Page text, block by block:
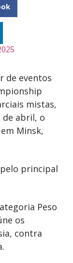
de eventos
mistas,
de abril, o
Minsk,
principal
Peso
os
contra